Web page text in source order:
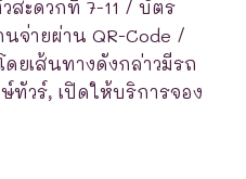
สะดวกที่ 7-11 / บัตร
จ่ายผ่าน QR-Code /
ยเส้นทางดังกล่าวมีรถ
วร์, เปิดให้บริการจอง